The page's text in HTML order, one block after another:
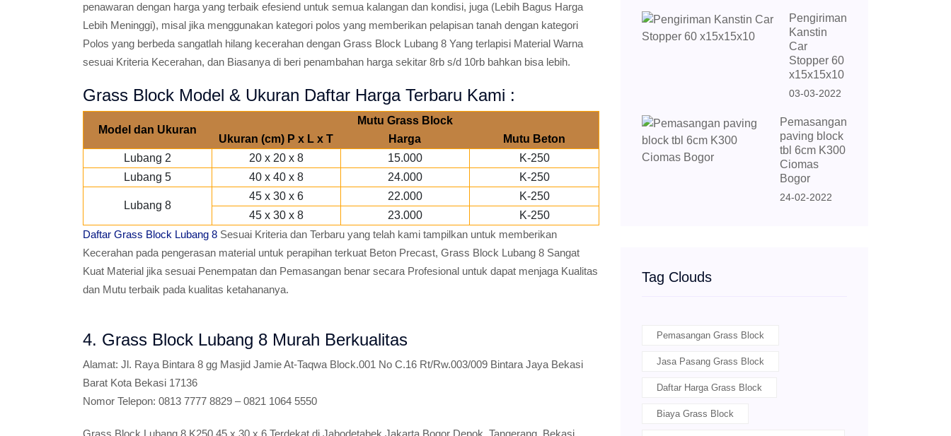
penawaran dengan harga yang terbaik efesiend untuk semua kalangan dan kondisi, juga (Lebih Bagus Harga
Lebih Meninggi), misal jika menggunakan kategori polos yang memberikan pelapisan tanah dengan kategori
Polos yang berbeda sangatlah hilang kecerahan dengan Grass Block Lubang 8 Yang terlapisi Material Warna
sesuai Kriteria Kecerahan, dan Biasanya di beri penambahan harga sekitar 8rb s/d 10rb bahkan bisa lebih.
Grass Block Model & Ukuran Daftar Harga Terbaru Kami :
Model dan Ukuran
Mutu Grass Block
Ukuran (cm) P x L x T
Harga
Mutu Beton
Lubang 2
20 x 20 x 8 15.000
K-250
Lubang 5
40 x 40 x 8 24.000 K-250
Lubang 8
45 x 30 x 6 22.000
K-250
45 x 30 x 8
23.000
K-250
Daftar Grass Block Lubang 8 Sesuai Kriteria dan Terbaru yang telah kami tampilkan untuk memberikan
Kecerahan pada pengerasan material untuk perapihan terkuat Beton Precast, Grass Block Lubang 8 Sangat
Kuat Material jika sesuai Penempatan dan Pemasangan benar secara Profesional untuk dapat menjaga Kualitas
dan Mutu terbaik pada kualitas ketahananya.
4. Grass Block Lubang 8 Murah Berkualitas
Alamat: Jl. Raya Bintara 8 gg Masjid Jamie At-Taqwa Block.001 No C.16 Rt/Rw.003/009 Bintara Jaya Bekasi
Barat Kota Bekasi 17136
Nomor Telepon: 0813 7777 8829 – 0821 1064 5550
Grass Block Lubang 8 K250 45 x 30 x 6 Terdekat di Jabodetabek Jakarta,Bogor Depok, Tangerang, Bekasi
Pengiriman
Kanstin
Car
Stopper 60
x15x15x10
03-03-2022
Pemasangan
paving block
tbl 6cm K300
Ciomas
Bogor
24-02-2022
Tag Clouds
Pemasangan Grass Block
Jasa Pasang Grass Block
Daftar Harga Grass Block
Biaya Grass Block